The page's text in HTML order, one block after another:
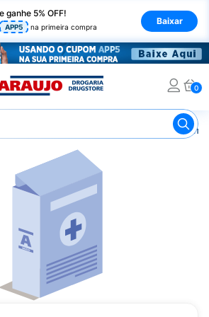
ganhe 5% OFF!
APP5 na primeira compra
Baixar
0